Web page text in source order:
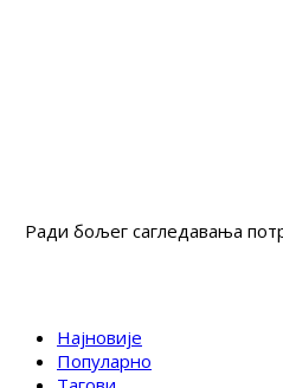
Ради бољег сагледавања
Најновије
Популарно